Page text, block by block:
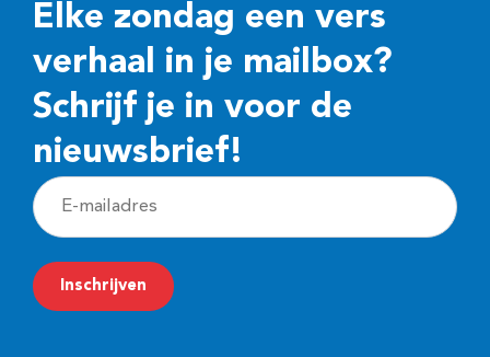
Elke zondag een vers
verhaal in je mailbox?
Schrijf je in voor de
nieuwsbrief!
E
-
m
a
Inschrijven